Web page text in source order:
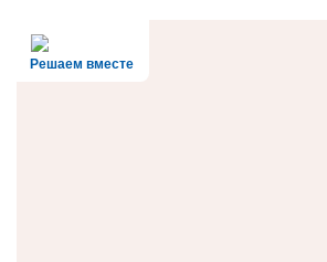
Решаем вместе